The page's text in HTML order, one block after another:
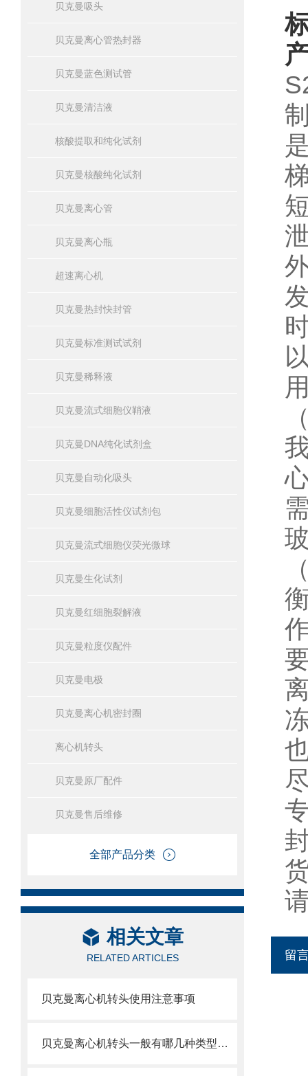
贝克曼吸头
贝克曼离心管热封器
贝克曼蓝色测试管
贝克曼清洁液
核酸提取和纯化试剂
贝克曼核酸纯化试剂
贝克曼离心管
贝克曼离心瓶
超速离心机
贝克曼热封快封管
贝克曼标准测试试剂
贝克曼稀释液
贝克曼流式细胞仪鞘液
贝克曼DNA纯化试剂盒
贝克曼自动化吸头
贝克曼细胞活性仪试剂包
贝克曼流式细胞仪荧光微球
贝克曼生化试剂
贝克曼红细胞裂解液
贝克曼粒度仪配件
贝克曼电极
贝克曼离心机密封圈
离心机转头
贝克曼原厂配件
贝克曼售后维修
全部产品分类
相关文章
RELATED ARTICLES
贝克曼离心机转头使用注意事项
贝克曼离心机转头一般有哪几种类型呢？
留